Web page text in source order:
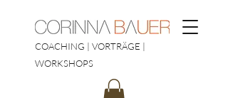
COACHING | VORTRÄGE |
WORKSHOPS